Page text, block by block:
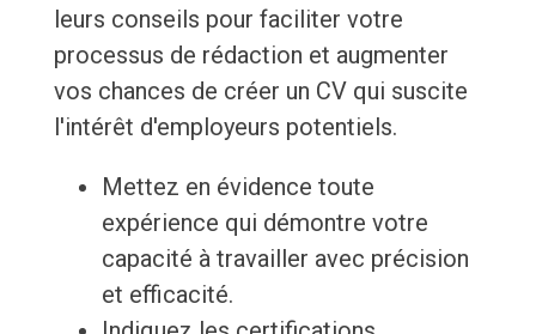
leurs conseils pour faciliter votre
processus de rédaction et augmenter
vos chances de créer un CV qui suscite
l'intérêt d'employeurs potentiels.
Mettez en évidence toute
expérience qui démontre votre
capacité à travailler avec précision
et efficacité.